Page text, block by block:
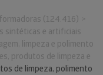
(124.416)
sintéticas e artificiais
limpeza e polimento
produtos de limpeza e
de limpeza, polimento